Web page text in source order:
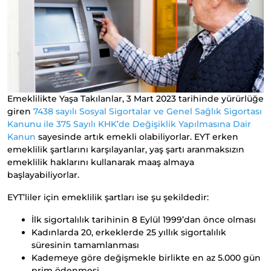
Emeklilikte Yaşa Takılanlar, 3 Mart 2023 tarihinde yürürlüğe
giren 7438 sayılı Sosyal Sigortalar ve Genel Sağlık Sigortası
Kanunu ile 375 Sayılı KHK’de Değişiklik Yapılmasına Dair
Kanun sayesinde artık emekli olabiliyorlar. EYT erken
emeklilik şartlarını karşılayanlar, yaş şartı aranmaksızın
emeklilik haklarını kullanarak maaş almaya
başlayabiliyorlar.
EYT’liler için emeklilik şartları ise şu şekildedir:
İlk sigortalılık tarihinin 8 Eylül 1999’dan önce olması
Kadınlarda 20, erkeklerde 25 yıllık sigortalılık
süresinin tamamlanması
Kademeye göre değişmekle birlikte en az 5.000 gün